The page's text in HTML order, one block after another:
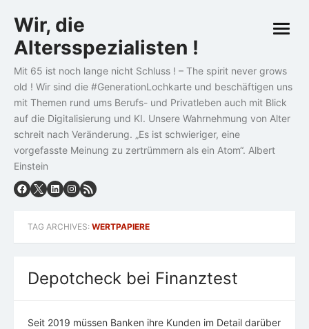
to
content
Wir, die
Altersspezialisten !
Mit 65 ist noch lange nicht Schluss ! – The spirit never grows
old ! Wir sind die #GenerationLochkarte und beschäftigen uns
mit Themen rund ums Berufs- und Privatleben auch mit Blick
auf die Digitalisierung und KI. Unsere Wahrnehmung von Alter
schreit nach Veränderung. „Es ist schwieriger, eine
vorgefasste Meinung zu zertrümmern als ein Atom“. Albert
Einstein
open
TAG ARCHIVES: WERTPAPIERE
Depotcheck bei Finanztest
Seit 2019 müssen Banken ihre Kunden im Detail darüber